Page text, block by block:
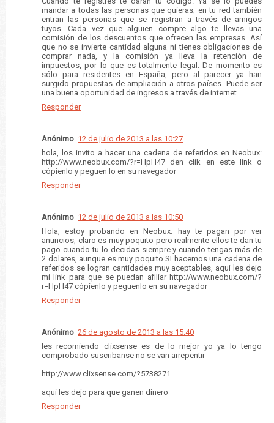
mandar a todas las personas que quieras; en tu red también
entran las personas que se registran a través de amigos
tuyos. Cada vez que alguien compre algo te llevas una
comisión de los descuentos que ofrecen las empresas. Así
que no se invierte cantidad alguna ni tienes obligaciones de
comprar nada, y la comisión ya lleva la retención de
impuestos, por lo que es totalmente legal. De momento es
sólo para residentes en España, pero al parecer ya han
surgido propuestas de ampliación a otros países. Puede ser
una buena oportunidad de ingresos a través de internet.
Responder
Anónimo 12 de julio de 2013 a las 10:27
hola, los invito a hacer una cadena de referidos en Neobux:
http://www.neobux.com/?r=HpH47 den clik en este link o
cópienlo y peguen lo en su navegador
Responder
Anónimo 12 de julio de 2013 a las 10:50
Hola, estoy probando en Neobux. hay te pagan por ver
anuncios, claro es muy poquito pero realmente ellos te dan tu
pago cuando tu lo decidas siempre y cuando tengas más de
2 dolares, aunque es muy poquito SI hacemos una cadena de
referidos se logran cantidades muy aceptables, aqui les dejo
mi link para que se puedan afiliar http://www.neobux.com/?
r=HpH47 cópienlo y peguenlo en su navegador
Responder
Anónimo 26 de agosto de 2013 a las 15:40
les recomiendo clixsense es de lo mejor yo ya lo tengo
comprobado suscribanse no se van arrepentir
http://www.clixsense.com/?5738271
aqui les dejo para que ganen dinero
Responder